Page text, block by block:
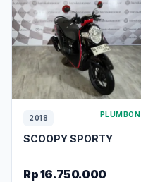
2018 PLUMBON
SCOOPY SPORTY
Rp 16.750.000